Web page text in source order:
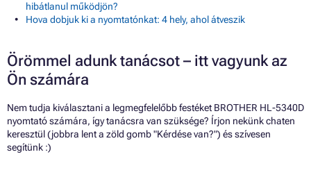
hibátlanul működjön?
Hova dobjuk ki a nyomtatónkat: 4 hely, ahol átveszik
Örömmel adunk tanácsot – itt vagyunk az
Ön számára
Nem tudja kiválasztani a legmegfelelőbb festéket BROTHER HL-5340D
nyomtató számára, így tanácsra van szüksége? Írjon nekünk chaten
keresztül (jobbra lent a zöld gomb "Kérdése van?") és szívesen
segítünk :)